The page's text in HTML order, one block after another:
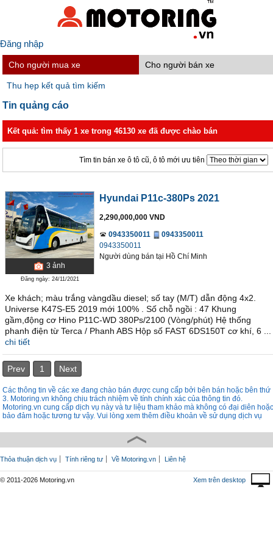
Đăng nhập
Cho người mua xe Cho người bán xe
Thu hẹp kết quả tìm kiếm
Tin quảng cáo
Kết quả: tìm thấy 1 xe trong 46130 xe đã được chào bán
Tìm tin bán xe ô tô cũ, ô tô mới ưu tiên
3 ảnh
Đăng ngày: 24/11/2021
Hyundai P11c-380Ps 2021
2,290,000,000 VND
0943350011
0943350011
0943350011
Người dùng bán tại Hồ Chí Minh
Xe khách; màu trắng vàngdầu diesel; số tay (M/T) dẫn động 4x2.
Universe K47S-E5 2019 mới 100% . Số chỗ ngồi : 47 Khung
gầm,động cơ Hino P11C-WD 380Ps/2100 (Vòng/phút) Hệ thống
phanh điện từ Terca / Phanh ABS Hộp số FAST 6DS150T cơ khí, 6 ...
chi tiết
Prev 1 Next
Các thông tin về các xe đang chào bán được cung cấp bởi bên bán hoặc bên thứ
3. Motoring.vn không chịu trách nhiệm về tính chính xác của thông tin đó.
Motoring.vn cung cấp dịch vụ này và tư liệu tham khảo mà không có đại diên hoặc
bảo đảm hoặc tương tư vậy. Vui lòng xem thêm điều khoản về sử dụng dịch vụ
Thỏa thuận dịch vụ Tính riêng tư Về Motoring.vn Liên hệ
© 2011-2026 Motoring.vn Xem trên desktop